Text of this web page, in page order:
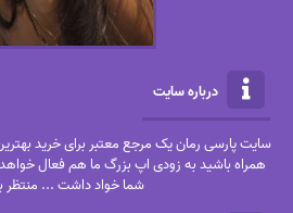
درباره سایت
سایت پارسی رمان یک مرجع معتبر برای خرید بهترین
همراه باشید به زودی اپ بزرگ ما هم فعال
شما خواد داشت ... منتظر